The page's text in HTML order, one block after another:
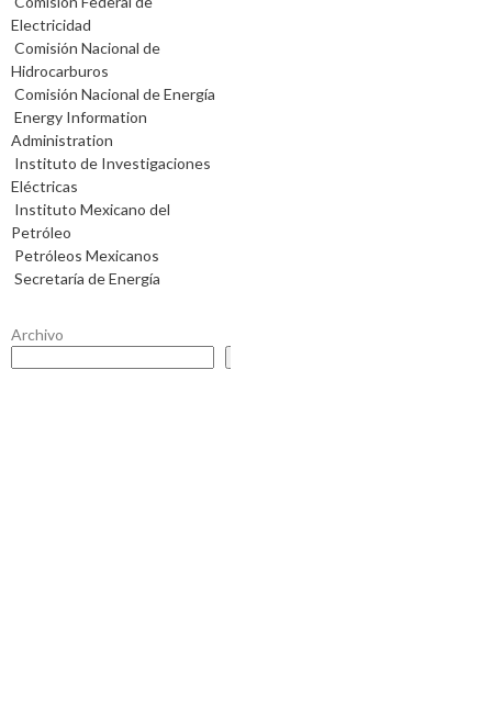
Electricidad
Comisión Nacional de
Hidrocarburos
Comisión Nacional de Energía
Energy Information
Administration
Instituto de Investigaciones
Eléctricas
Instituto Mexicano del
Petróleo
Petróleos Mexicanos
Secretaría de Energía
Archivo